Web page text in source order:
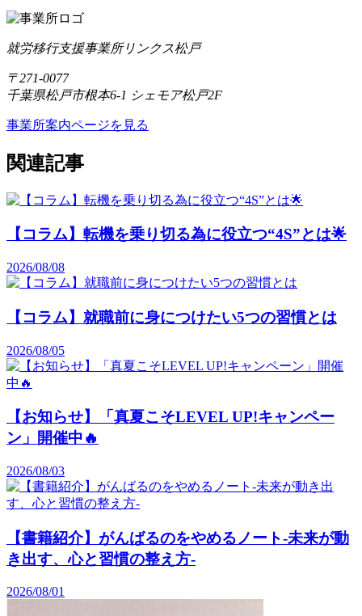
就労移行支援事業所リンクス松戸
〒271-0077
千葉県松戸市根本6-1 シェモア松戸2F
事業所案内ページを見る
関連記事
【コラム】転機を乗り切る為に役立つ“4S”とは🌟
2026/08/08
【コラム】就職前に身につけたい5つの習慣とは
2026/08/05
【お知らせ】「真夏こそLEVEL UP!キャンペー
ン」開催中🔥
2026/08/03
【書籍紹介】がんばるのをやめるノート-未来が動
き出す、心と習慣の整え方-
2026/08/01